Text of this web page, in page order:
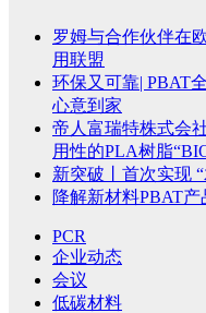
罗姆与合作伙伴在
用联盟
环保又可靠| PBAT
心意到家
帝人富瑞特株式会
用性的PLA树脂
新突破丨首次实现
降解新材料PBAT
PCR
企业动态
会议
低碳材料